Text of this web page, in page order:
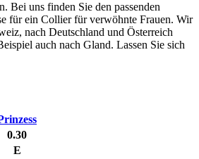
Bei uns finden Sie den passenden
für ein Collier für verwöhnte Frauen. Wir
nach Deutschland und Österreich
auch nach Gland. Lassen Sie sich
0.30
E